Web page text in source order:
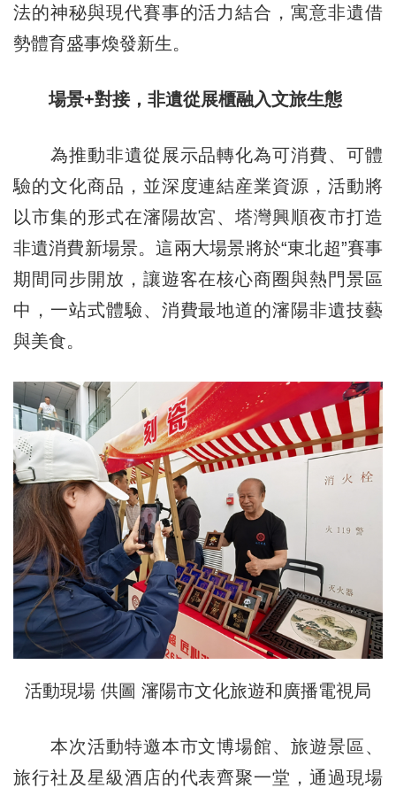
法的神秘與現代賽事的活力結合，寓意非遺借
勢體育盛事煥發新生。
場景+對接，非遺從展櫃融入文旅生態
為推動非遺從展示品轉化為可消費、可體
驗的文化商品，並深度連結産業資源，活動將
以市集的形式在瀋陽故宮、塔灣興順夜市打造
非遺消費新場景。這兩大場景將於“東北超”賽事
期間同步開放，讓遊客在核心商圈與熱門景區
中，一站式體驗、消費最地道的瀋陽非遺技藝
與美食。
活動現場 供圖 瀋陽市文化旅遊和廣播電視局
本次活動特邀本市文博場館、旅遊景區、
旅行社及星級酒店的代表齊聚一堂，通過現場